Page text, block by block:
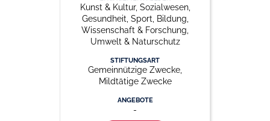
Kunst & Kultur, Sozialwesen,
Gesundheit, Sport, Bildung,
Wissenschaft & Forschung,
Umwelt & Naturschutz
STIFTUNGSART
Gemeinnützige Zwecke,
Mildtätige Zwecke
ANGEBOTE
-